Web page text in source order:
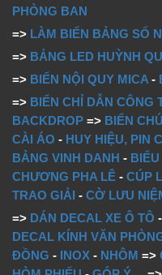
PHÒNG BAN
=> LÀM BIỂN BẢNG SỐ
=> BẢNG LED HUỲNH
=> BIỂN NỘI QUY MICA -
=> BIỂN CHỈ DẪN CÔNG
BACKDROP => BIỂN
CÀI ÁO - HUY HIỆU, PIN
BẢNG VINH DANH -
CHƯƠNG PHA LÊ - CÚP
TRAO GIẢI - CỜ LƯU
=> DÁN DECAL XE Ô TÔ -
DECAL KÍNH VĂN
ĐỒNG - INOX - NHÔM =>